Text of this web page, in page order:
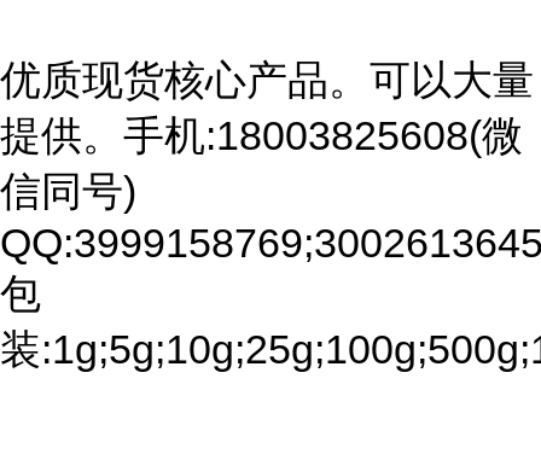
优质现货核心产品。可以大量
提供。手机:18003825608(微
信同号)
包
装